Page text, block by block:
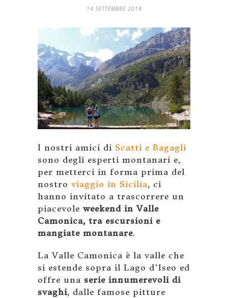
14 SETTEMBRE 2018
I nostri amici di Scatti e Bagagli
sono degli esperti montanari e,
per metterci in forma prima del
nostro viaggio in Sicilia, ci
hanno invitato a trascorrere un
piacevole weekend in Valle
Camonica, tra escursioni e
mangiate montanare.
La Valle Camonica è la valle che
si estende sopra il Lago d’Iseo ed
offre una serie innumerevoli di
svaghi, dalle famose pitture